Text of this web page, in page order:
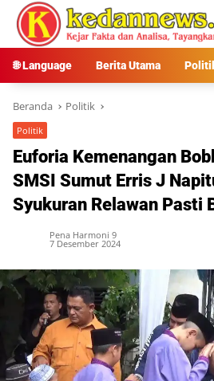
Langsung
konten
🌐 Language Berita Utama
Beranda Politik
Politik
Euforia Kemenangan
SMSI Sumut Erris J
Syukuran Relawan Pasti
Pena Harmoni 9
7 Desember 2024